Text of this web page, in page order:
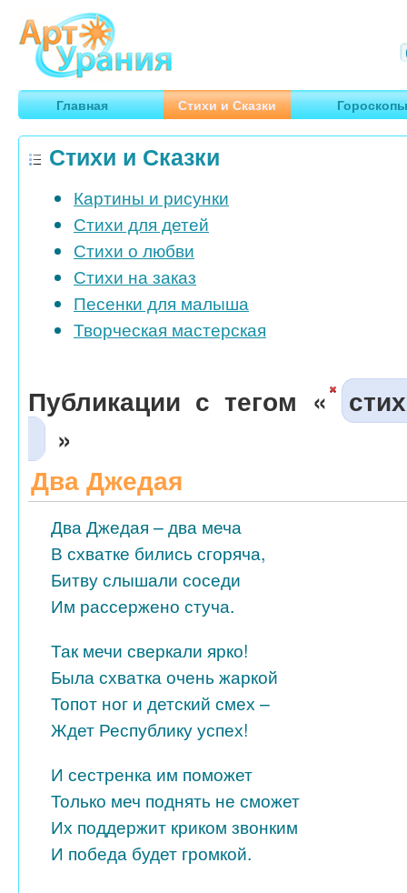
АртУрания
Умные гороскопы, творчество, путешествия
Главная Стихи и Сказки Гороскопы
Стихи и Сказки
Картины и рисунки
Стихи для детей
Стихи о любви
Стихи на заказ
Песенки для малыша
Творческая мастерская
Публикации с тегом «
»
Два Джедая
Два Джедая – два меча
В схватке бились сгоряча,
Битву слышали соседи
Им рассержено стуча.
Так мечи сверкали ярко!
Была схватка очень жаркой
Топот ног и детский смех –
Ждет Республику успех!
И сестренка им поможет
Только меч поднять не сможет
Их поддержит криком звонким
И победа будет громкой.